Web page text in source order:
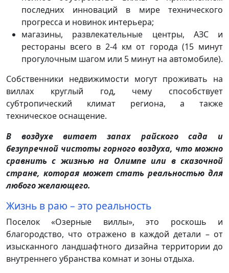
последних инноваций в мире технического
прогресса и новинок интерьера;
магазины, развлекательные центры, АЗС и
рестораны всего в 2-4 км от города (15 минут
прогулочным шагом или 5 минут на автомобиле).
Собственники недвижимости могут проживать на
виллах круглый год, чему способствует
субтропический климат региона, а также
техническое оснащение.
В воздухе витает запах райского сада и
безупречной чистоты горного воздуха, что можно
сравнить с жизнью на Олимпе или в сказочной
стране, которая может стать реальностью для
любого желающего.
Жизнь в раю – это реальность
Поселок «Озерные виллы», это роскошь и
благородство, что отражено в каждой детали – от
изысканного ландшафтного дизайна территории до
внутреннего убранства комнат и зоны отдыха.